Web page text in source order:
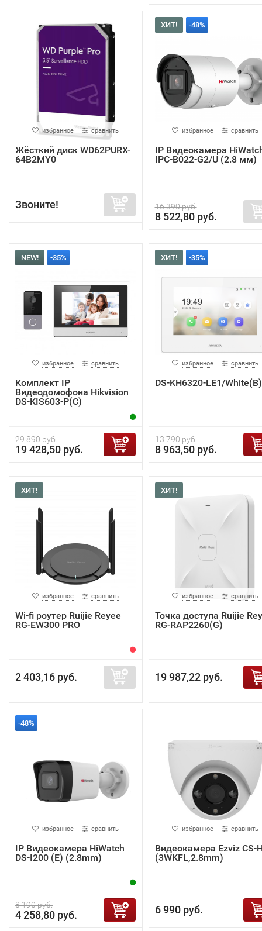
избранное сравнить
Жёсткий диск WD62PURX-
64B2MY0
Звоните!
ХИТ! -48%
избранное сравнить
IP Видеокамера
IPC-B022-G2/U (2.8 мм)
16 390 руб.
8 522,80 руб.
NEW! -35%
избранное сравнить
Комплект IP
Видеодомофона Hikvision
DS-KIS603-P(C)
29 890 руб.
19 428,50 руб.
ХИТ! -35%
избранное сравнить
DS-KH6320-LE1/White(B)
13 790 руб.
8 963,50 руб.
ХИТ!
избранное сравнить
Wi-fi роутер Ruijie Reyee
RG-EW300 PRO
2 403,16 руб.
ХИТ!
избранное сравнить
Точка доступа Ruijie
RG-RAP2260(G)
19 987,22 руб.
-48%
избранное сравнить
IP Видеокамера HiWatch
DS-I200 (E) (2.8mm)
8 190 руб.
4 258,80 руб.
избранное сравнить
Видеокамера Ezviz CS-
(3WKFL,2.8mm)
6 990 руб.